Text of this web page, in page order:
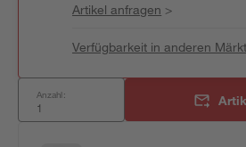
Artikel anfragen >
Verfügbarkeit in anderen
Anzahl: